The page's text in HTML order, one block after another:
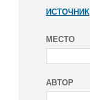
ИСТОЧНИК
МЕСТО
АВТОР